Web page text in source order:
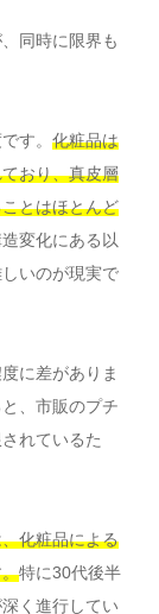
同時に限界も
す。 化粧品は
おり、真皮層
とはほとんど
変化にある以
いのが現実で
に差がありま
、市販のプチ
れているた
化粧品による
特に30代後半
く進行してい